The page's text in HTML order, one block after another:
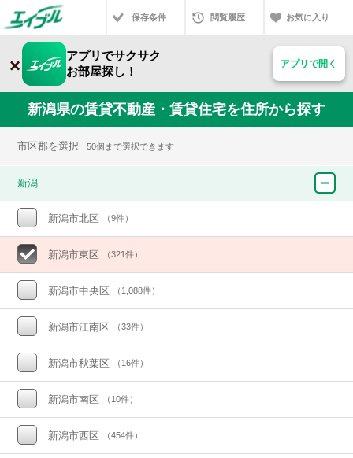
保存条件 閲覧履歴 お気に入り
×
アプリでサクサク
お部屋探し！
アプリで開く
新潟県の賃貸不動産・賃貸住宅を住所から探す
市区郡を選択 50個まで選択できます
新潟
新潟市北区 （9件）
新潟市東区 （321件）
新潟市中央区 （1,088件）
新潟市江南区 （33件）
新潟市秋葉区 （16件）
新潟市南区 （10件）
新潟市西区 （454件）